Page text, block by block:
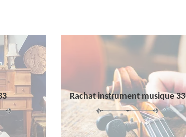
Rachat instrument musique 33